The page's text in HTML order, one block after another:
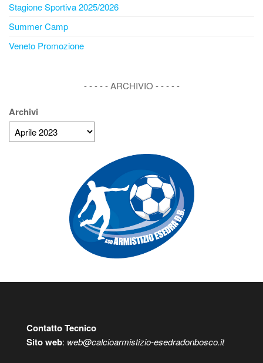
Stagione Sportiva 2025/2026
Summer Camp
Veneto Promozione
- - - - - ARCHIVIO - - - - -
Archivi
Contatto Tecnico
Sito web: web@calcioarmistizio-esedradonbosco.it